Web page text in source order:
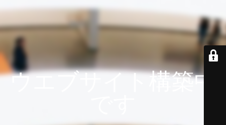
ウエブサイト構築中